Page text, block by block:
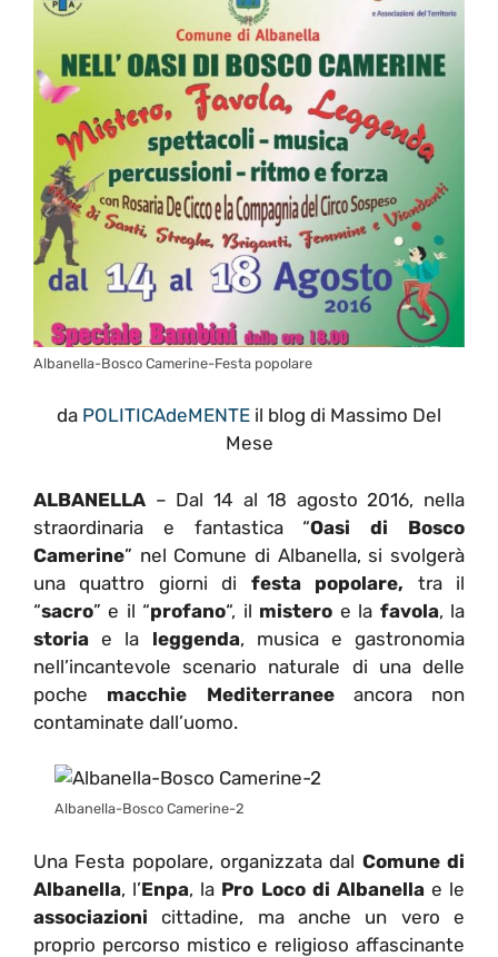
Albanella-Bosco Camerine-Festa popolare
da POLITICAdeMENTE il blog di Massimo Del
Mese
ALBANELLA – Dal 14 al 18 agosto 2016, nella
straordinaria e fantastica “Oasi di Bosco
Camerine” nel Comune di Albanella, si svolgerà
una quattro giorni di festa popolare, tra il
“sacro” e il “profano“, il mistero e la favola, la
storia e la leggenda, musica e gastronomia
nell’incantevole scenario naturale di una delle
poche macchie Mediterraneeancora non
contaminate dall’uomo.
Albanella-Bosco Camerine-2
Una Festa popolare, organizzata dal Comune di
Albanella, l’Enpa, la Pro Loco di Albanellae le
associazioni cittadine, ma anche un vero e
proprio percorso mistico e religioso affascinante